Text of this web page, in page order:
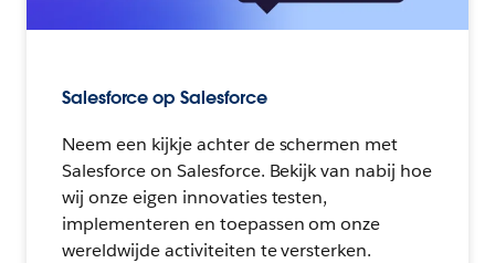
Salesforce op Salesforce
Neem een kijkje achter de schermen met
Salesforce on Salesforce. Bekijk van nabij hoe
wij onze eigen innovaties testen,
implementeren en toepassen om onze
wereldwijde activiteiten te versterken.